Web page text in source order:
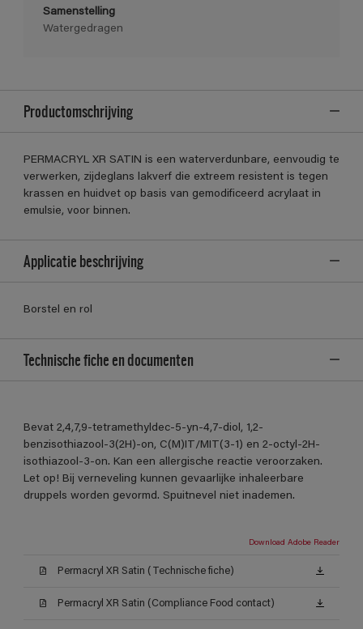
Samenstelling
Watergedragen
Productomschrijving
PERMACRYL XR SATIN is een waterverdunbare, eenvoudig te
verwerken, zijdeglans lakverf die extreem resistent is tegen
krassen en huidvet op basis van gemodificeerd acrylaat in
emulsie, voor binnen.
Applicatie beschrijving
Borstel en rol
Technische fiche en documenten
Bevat 2,4,7,9-tetramethyldec-5-yn-4,7-diol, 1,2-
benzisothiazool-3(2H)-on, C(M)IT/MIT(3-1) en 2-octyl-2H-
isothiazool-3-on. Kan een allergische reactie veroorzaken.
Let op! Bij verneveling kunnen gevaarlijke inhaleerbare
druppels worden gevormd. Spuitnevel niet inademen.
Download Adobe Reader
Permacryl XR Satin (Technische fiche)
Permacryl XR Satin (Compliance Food contact)